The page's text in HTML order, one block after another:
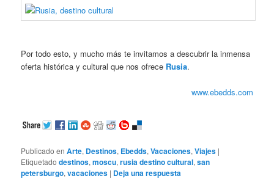
Por todo esto, y mucho más te invitamos a descubrir la inmensa
oferta histórica y cultural que nos ofrece Rusia.
www.ebedds.com
Publicado en Arte, Destinos, Ebedds,Vacaciones,Viajes |
Etiquetado destinos,moscu,rusia destino cultural,san
petersburgo,vacaciones | Deja una respuesta